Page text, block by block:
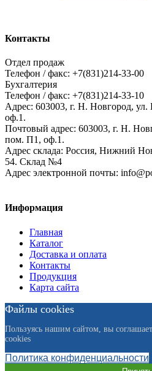
Контакты
Отдел продаж
Телефон / факс: +7(831)214-33-00
Бухгалтерия
Телефон / факс: +7(831)214-33-10
Адрес: 603003, г. Н. Новгород, ул.
оф.1.
Почтовый адрес: 603003, г. Н.
пом. П1, оф.1.
Адрес склада: Россия, Нижний
54. Склад №4
Адрес электронной почты:
Информация
Главная
Каталог
Доставка и оплата
Контакты
Продукция
Карта сайта
Файлы cookies
Пользуясь нашим сайтом, вы
cookies
Политика конфиденциальности